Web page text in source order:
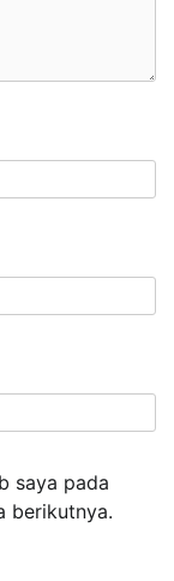
saya pada
berikutnya.